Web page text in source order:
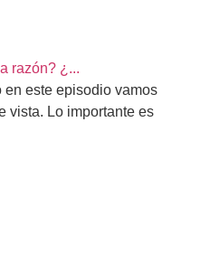
razón? ¿...
en este episodio vamos
vista. Lo importante es